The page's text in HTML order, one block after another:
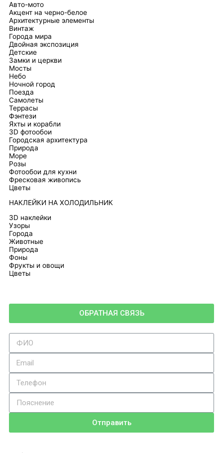
Авто-мото
Акцент на черно-белое
Архитектурные элементы
Винтаж
Города мира
Двойная экспозиция
Детские
Замки и церкви
Мосты
Небо
Ночной город
Поезда
Самолеты
Террасы
Фэнтези
Яхты и корабли
3D фотообои
Городская архитектура
Природа
Море
Розы
Фотообои для кухни
Фресковая живопись
Цветы
НАКЛЕЙКИ НА ХОЛОДИЛЬНИК
3D наклейки
Узоры
Города
Животные
Природа
Фоны
Фрукты и овощи
Цветы
ОБРАТНАЯ СВЯЗЬ
Отправить